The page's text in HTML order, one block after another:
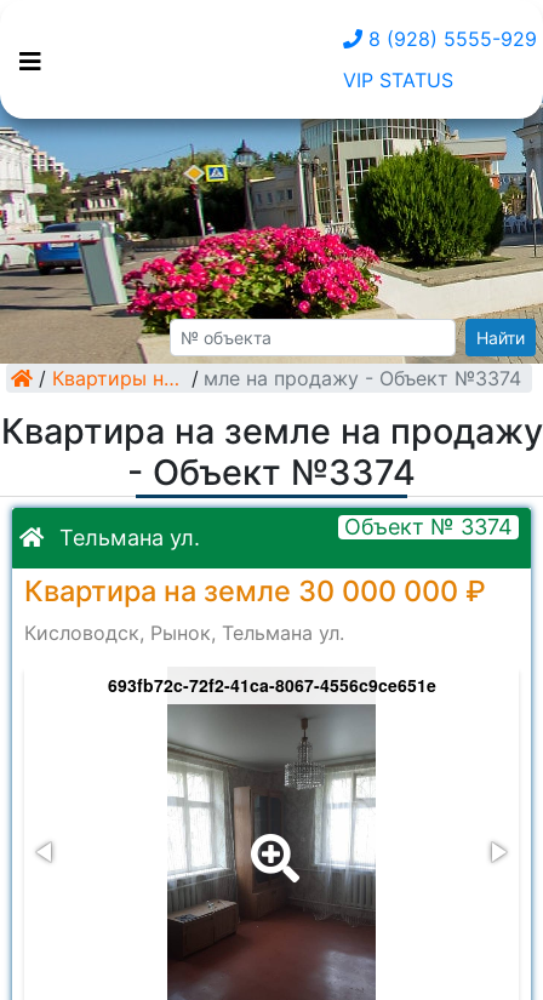
8 (928) 5555-929
VIP STATUS
Найти
/ Квартиры на земле /
Квартира на земле на продажу - Объект №3374
Квартира на земле на продажу
- Объект №3374
Тельмана ул. Объект № 3374
Квартира на земле 30 000 000 ₽
Кисловодск, Рынок, Тельмана ул.
693fb72c-72f2-41ca-8067-4556c9ce651e